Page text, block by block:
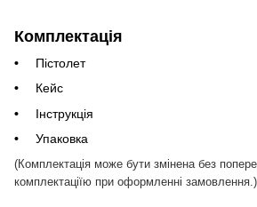
Комплектація
Пістолет
Кейс
Інструкція
Упаковка
(Комплектація може бути змінена без
комплектаціїю при оформленні замовлення.)